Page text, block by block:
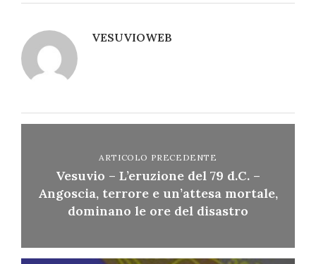
VESUVIOWEB
ARTICOLO PRECEDENTE
Vesuvio – L’eruzione del 79 d.C. –
Angoscia, terrore e un’attesa mortale,
dominano le ore del disastro